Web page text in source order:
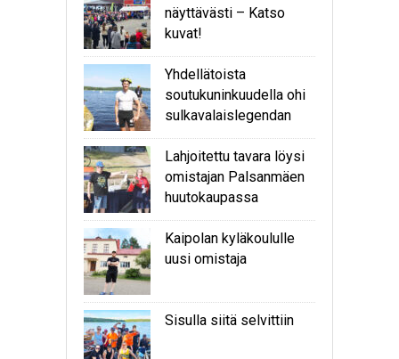
näyttävästi – Katso
kuvat!
Yhdellätoista
soutukuninkuudella ohi
sulkavalaislegendan
Lahjoitettu tavara löysi
omistajan Palsanmäen
huutokaupassa
Kaipolan kyläkoululle
uusi omistaja
Sisulla siitä selvittiin